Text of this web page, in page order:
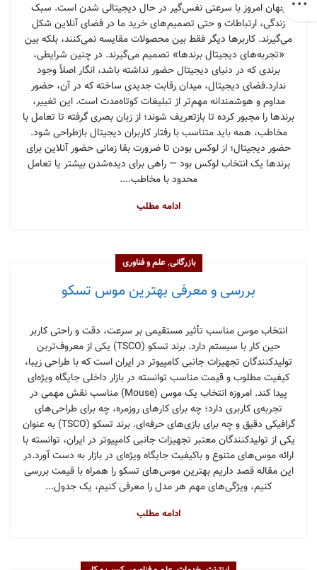
جهان امروز با سرعتی نفس‌گیر در حال دیجیتالی شدن است. سبک
زندگی، ارتباطات و حتی تصمیم‌های خرید ما در فضای آنلاین شکل
می‌گیرند. کاربرها دیگر فقط بین محصولات مقایسه نمی‌کنند، بلکه بین
«تجربه‌های دیجیتال برندها» تصمیم می‌گیرند. در چنین شرایطی،
برندی که در دنیای دیجیتال حضور نداشته باشد، انگار اصلاً وجود
ندارد.فضای دیجیتال، میدان رقابت جدیدی ساخته که در آن، حضور
مداوم و هوشمندانه مهم‌تر از تبلیغات کوتاه‌مدت است. این تغییر،
برندها را مجبور کرده تا بازتعریف شوند؛ از زبان بصری گرفته تا تعامل با
مخاطب، همه باید متناسب با رفتار کاربران دیجیتال بازطراحی شود.
حضور دیجیتال؛ از لوکس بودن تا ضرورت بقا زمانی حضور آنلاین برای
برندها یک انتخاب لوکس بود — راهی برای دیده‌شدن بیشتر یا تعامل
محدود با مخاطب....
ادامه مطلب
بازرگانی,علم و فناوری
بررسی و معرفی بهترین موس تسکو
انتخاب موس مناسب تأثیر مستقیمی بر سرعت، دقت و راحتی کاربر
حین کار با سیستم دارد. برند تسکو (TSCO) یکی از معروف‌ترین
تولیدکنندگان تجهیزات جانبی کامپیوتر در ایران است که با طراحی زیبا،
کیفیت مطلوب و قیمت مناسب توانسته در بازار داخلی جایگاه ویژه‌ای
پیدا کند. امروزه انتخاب یک موس (Mouse) مناسب نقش مهمی در
تجربه‌ی کاربری دارد؛ چه برای کارهای روزمره، چه برای طراحی‌های
گرافیکی دقیق و چه برای بازی‌های حرفه‌ای. برند تسکو (TSCO) به عنوان
یکی از تولیدکنندگان معتبر تجهیزات جانبی کامپیوتر در ایران، توانسته با
ارائه موس‌های متنوع و باکیفیت جایگاه ویژه‌ای در بازار به دست آورد.در
این مقاله قصد داریم بهترین موس‌های تسکو را همراه با قیمت بررسی
کنیم، ویژگی‌های مهم هر مدل را معرفی کنیم، یک جدول...
ادامه مطلب